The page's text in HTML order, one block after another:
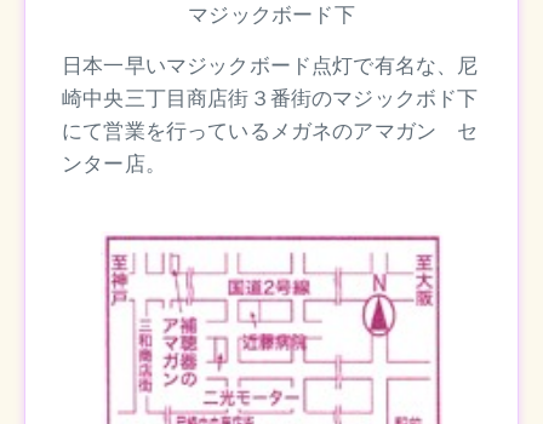
マジックボード下
日本一早いマジックボード点灯で有名な、尼
崎中央三丁目商店街３番街のマジックボド下
にて営業を行っているメガネのアマガン セ
ンター店。